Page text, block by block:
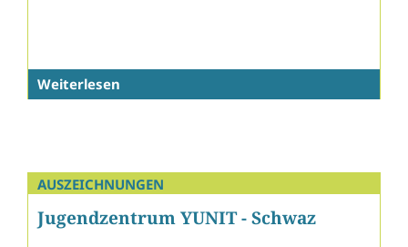
Weiterlesen
AUSZEICHNUNGEN
Jugendzentrum YUNIT - Schwaz